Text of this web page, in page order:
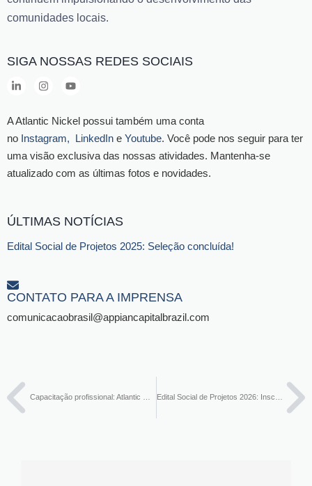
comunidades locais.
SIGA NOSSAS REDES SOCIAIS
A Atlantic Nickel possui também uma conta
no Instagram, LinkedIn e Youtube. Você pode nos seguir para ter
uma visão exclusiva das nossas atividades. Mantenha-se
atualizado com as últimas fotos e novidades.
ÚLTIMAS NOTÍCIAS
Edital Social de Projetos 2025: Seleção concluída!
CONTATO PARA A IMPRENSA​
comunicacaobrasil@appiancapitalbrazil.com
Capacitação profissional: Atlantic Nickel lança novos cursos SENAI Edital Social de Projetos 2026: Inscrições abertas!